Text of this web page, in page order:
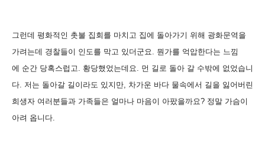
그런데 평화적인 촛불 집회를 마치고 집에 돌아가기 위해 광화문역을
가려는데 경찰들이 인도를 막고 있더군요. 뭔가를 억압한다는 느낌
에 순간 당혹스럽고. 황당했었는데요. 먼 길로 돌아 갈 수밖에 없었습니
다. 저는 돌아갈 길이라도 있지만, 차가운 바다 물속에서 길을 잃어버린
희생자 여러분들과 가족들은 얼마나 마음이 아팠을까요? 정말 가슴이
아려 옵니다.